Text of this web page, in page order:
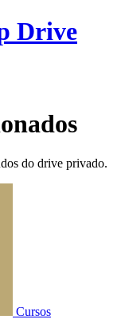
Drive
do drive privado.
Cursos